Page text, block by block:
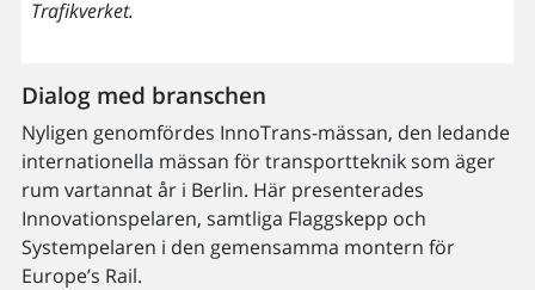
Trafikverket.
Dialog med branschen
Nyligen genomfördes InnoTrans-mässan, den ledande
internationella mässan för transportteknik som äger
rum vartannat år i Berlin. Här presenterades
Innovationspelaren, samtliga Flaggskepp och
Systempelaren i den gemensamma montern för
Europe’s Rail.